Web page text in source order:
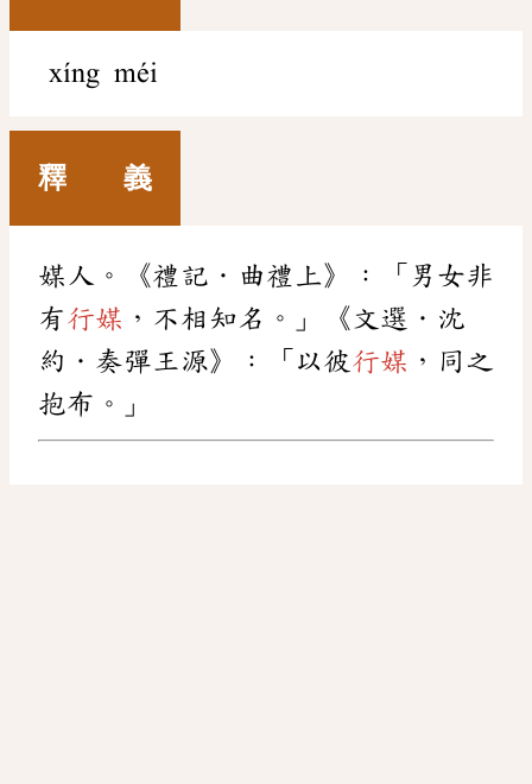
xíng méi
釋 義
媒人。《禮記．曲禮上》：「男女非
有行媒 ，不相知名。」《文選．沈
約．奏彈王源》：「以彼行媒 ，同之
抱布。」